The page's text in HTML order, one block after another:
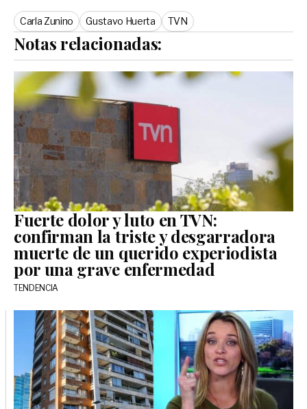
Carla Zunino Gustavo Huerta TVN
Notas relacionadas:
Fuerte dolor y luto en TVN:
confirman la triste y desgarradora
muerte de un querido experiodista
por una grave enfermedad
TENDENCIA